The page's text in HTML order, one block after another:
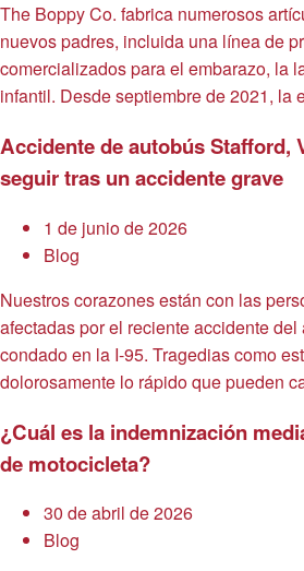
The Boppy Co. fabrica numerosos
nuevos padres, incluida una línea de
comercializados para el embarazo, la
infantil. Desde septiembre de 2021, la
Accidente de autobús Stafford,
seguir tras un accidente grave
1 de junio de 2026
Blog
Nuestros corazones están con las
afectadas por el reciente accidente
condado en la I-95. Tragedias como
dolorosamente lo rápido que pueden
¿Cuál es la indemnización
de motocicleta?
30 de abril de 2026
Blog